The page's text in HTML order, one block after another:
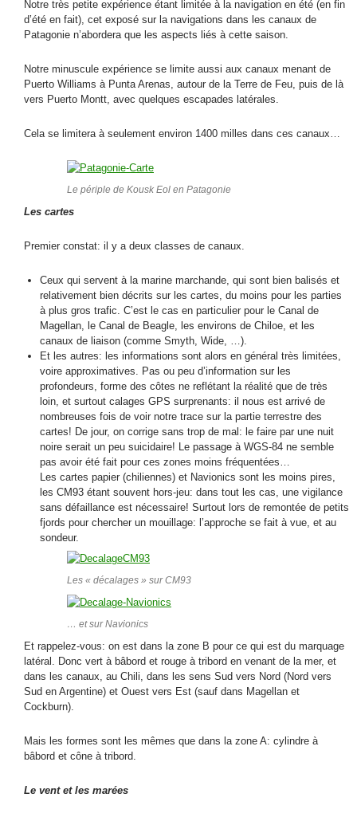
Notre très petite expérience étant limitée à la navigation en été (en fin
d’été en fait), cet exposé sur la navigations dans les canaux de
Patagonie n’abordera que les aspects liés à cette saison.
Notre minuscule expérience se limite aussi aux canaux menant de
Puerto Williams à Punta Arenas, autour de la Terre de Feu, puis de là
vers Puerto Montt, avec quelques escapades latérales.
Cela se limitera à seulement environ 1400 milles dans ces canaux…
Le périple de Kousk Eol en Patagonie
Les cartes
Premier constat: il y a deux classes de canaux.
Ceux qui servent à la marine marchande, qui sont bien balisés et
relativement bien décrits sur les cartes, du moins pour les parties
à plus gros trafic. C’est le cas en particulier pour le Canal de
Magellan, le Canal de Beagle, les environs de Chiloe, et les
canaux de liaison (comme Smyth, Wide, …).
Et les autres: les informations sont alors en général très limitées,
voire approximatives. Pas ou peu d’information sur les
profondeurs, forme des côtes ne reflétant la réalité que de très
loin, et surtout calages GPS surprenants: il nous est arrivé de
nombreuses fois de voir notre trace sur la partie terrestre des
cartes! De jour, on corrige sans trop de mal: le faire par une nuit
noire serait un peu suicidaire! Le passage à WGS-84 ne semble
pas avoir été fait pour ces zones moins fréquentées…
Les cartes papier (chiliennes) et Navionics sont les moins pires,
les CM93 étant souvent hors-jeu: dans tout les cas, une vigilance
sans défaillance est nécessaire! Surtout lors de remontée de petits
fjords pour chercher un mouillage: l’approche se fait à vue, et au
sondeur.
Les « décalages » sur CM93
… et sur Navionics
Et rappelez-vous: on est dans la zone B pour ce qui est du marquage
latéral. Donc vert à bâbord et rouge à tribord en venant de la mer, et
dans les canaux, au Chili, dans les sens Sud vers Nord (Nord vers
Sud en Argentine) et Ouest vers Est (sauf dans Magellan et
Cockburn).
Mais les formes sont les mêmes que dans la zone A: cylindre à
bâbord et cône à tribord.
Le vent et les marées